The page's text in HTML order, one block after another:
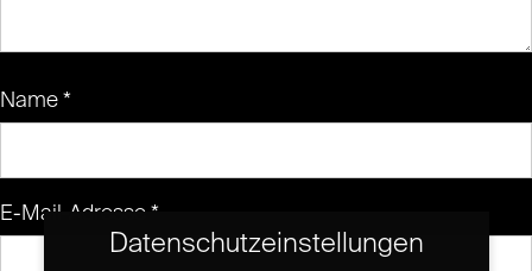
Name *
E-Mail-Adresse *
Datenschutzeinstellungen